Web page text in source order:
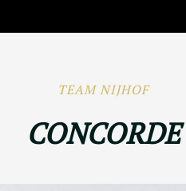
TEAM NIJHOF
CONCORDE